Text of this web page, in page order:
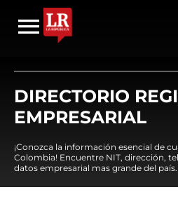
DIRECTORIO
EMPRESARIAL
¡Conozca la información esencial de
Colombia! Encuentre NIT, dirección,
datos empresarial mas grande del país.